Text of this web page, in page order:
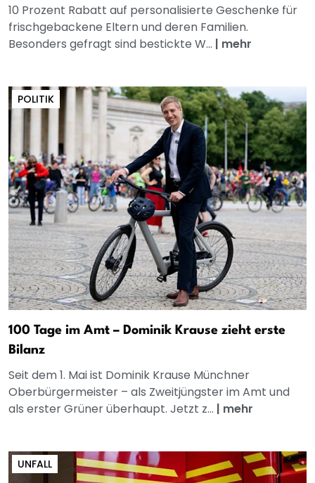
10 Prozent Rabatt auf personalisierte Geschenke für
frischgebackene Eltern und deren Familien.
Besonders gefragt sind bestickte W... | mehr
POLITIK
100 Tage im Amt – Dominik Krause zieht erste
Bilanz
Seit dem 1. Mai ist Dominik Krause Münchner
Oberbürgermeister – als Zweitjüngster im Amt und
als erster Grüner überhaupt. Jetzt z... | mehr
UNFALL